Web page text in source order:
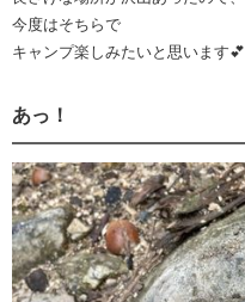
今度はそちらで
キャンプ楽しみたいと思います💕
あっ！